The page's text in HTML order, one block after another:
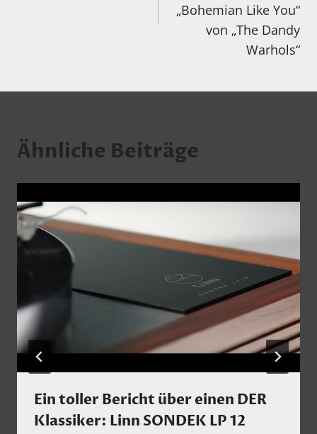
„Bohemian Like You“
von „The Dandy
Warhols“
Ähnliche Beiträge
Ein toller Bericht über einen DER
Klassiker: Linn SONDEK LP 12